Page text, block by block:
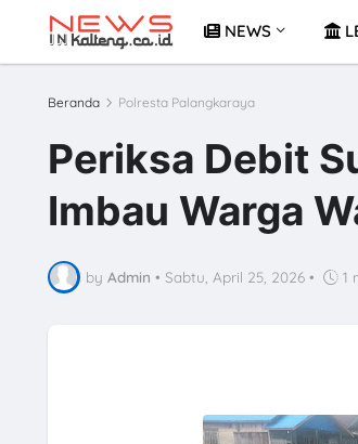
NEWS
Beranda Polresta Palangkaraya
Periksa Debit
Imbau Warga
by Admin • Sabtu, April 25, 2026 • 1